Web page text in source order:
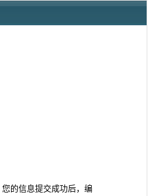
的信息提交成功后，编